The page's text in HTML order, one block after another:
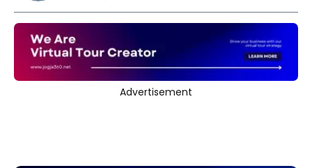
Advertisement